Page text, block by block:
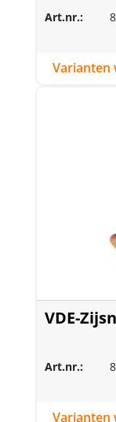
Art.nr.:
VDE-
Art.nr.: